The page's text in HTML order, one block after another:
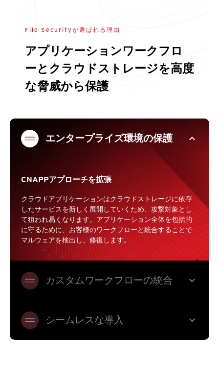
File Securityが選ばれる理由
アプリケーションワークフロ
ーとクラウドストレージを高度
な脅威から保護
エンタープライズ環境の保護 expand_less
CNAPPアプローチを拡張
クラウドアプリケーションはクラウドストレージに依存
したサービスを新しく展開していくため、攻撃対象とし
て狙われ易くなります。アプリケーション全体を包括的
に守るために、お客様のワークフローと統合することで
マルウェアを検出し、修復します。
カスタムワークフローの統合 expand_more
シームレスな導入 expand_more